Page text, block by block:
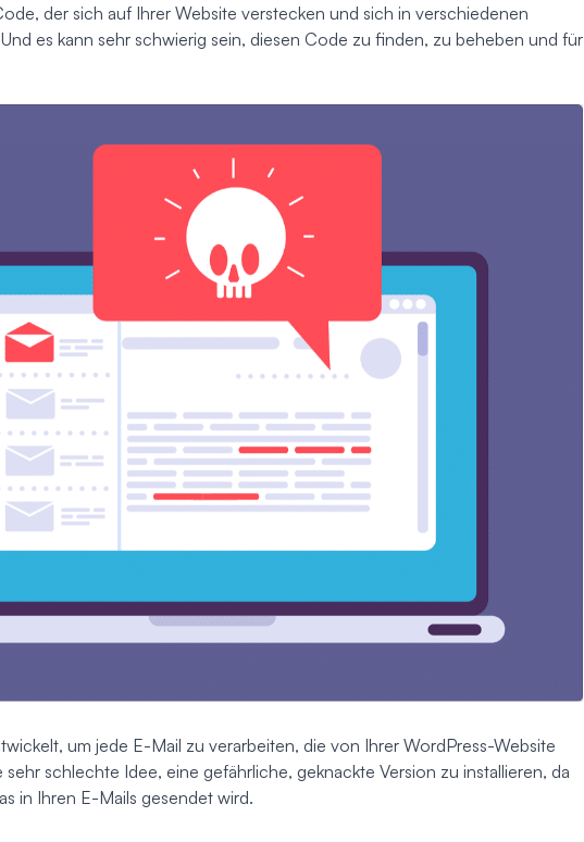
der sich auf Ihrer Website verstecken und sich in verschiedenen
es kann sehr schwierig sein, diesen Code zu finden, zu beheben und für
um jede E-Mail zu verarbeiten, die von Ihrer WordPress-Website
sehr schlechte Idee, eine gefährliche, geknackte Version zu installieren, da
in Ihren E-Mails gesendet wird.